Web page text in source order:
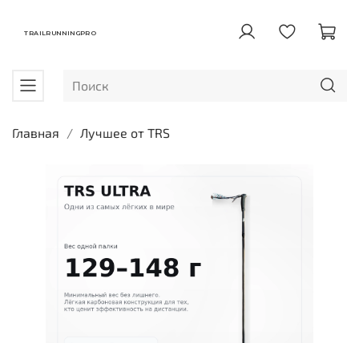
TRAILRUNNINGPRO
Главная Лучшее от TRS